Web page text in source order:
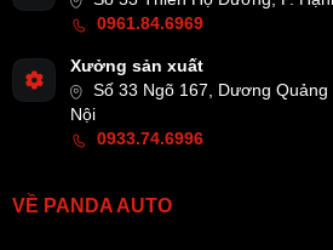
0961.84.6969
Xưởng sản xuất
Số 33 Ngõ 167, Dương
Nội
0933.74.6996
VỀ PANDA AUTO